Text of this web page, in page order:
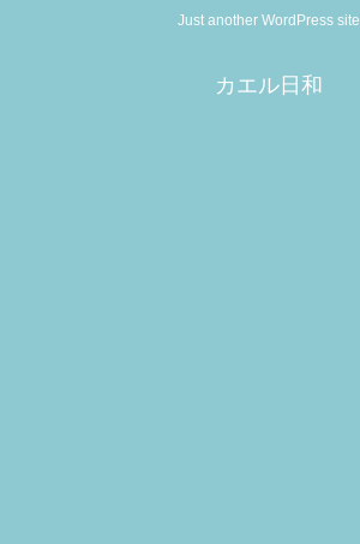
Just another WordPress site
カエル日和